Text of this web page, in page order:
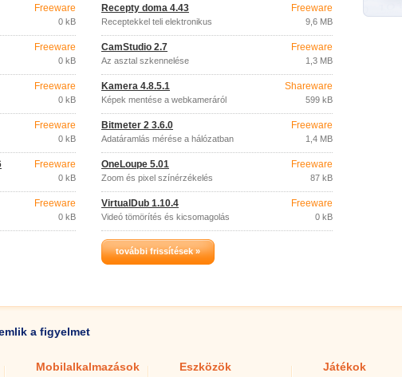
Freeware
0 kB
Freeware
0 kB
Freeware
0 kB
Freeware
0 kB
Freeware
0 kB
Freeware
0 kB
Recepty doma 4.43
Receptekkel teli elektronikus
szakácskönyv.
Freeware
9,6 MB
CamStudio 2.7
Az asztal szkennelése
Freeware
1,3 MB
Kamera 4.8.5.1
Képek mentése a webkameráról
Shareware
599 kB
Bitmeter 2 3.6.0
Adatáramlás mérése a hálózatban
Freeware
1,4 MB
OneLoupe 5.01
Zoom és pixel színérzékelés
Freeware
87 kB
VirtualDub 1.10.4
Videó tömörítés és kicsomagolás
Freeware
0 kB
további frissítések »
a figyelmet
Mobilalkalmazások Eszközök Játékok